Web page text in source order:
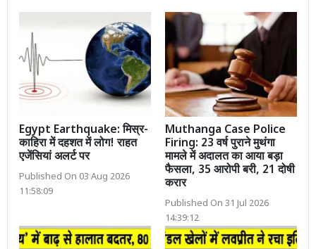
Egypt Earthquake: मिस्र-
काहिरा में दहशत में लोग! राहत
एजेंसियां अलर्ट पर
Published On 03 Aug 2026
11:58:09
Muthanga Case Police
Firing: 23 वर्ष पुराने मुथंगा
मामले में अदालत का आया बड़ा
फैसला, 35 आरोपी बरी, 21 दोषी
करार
Published On 31 Jul 2026
14:39:12